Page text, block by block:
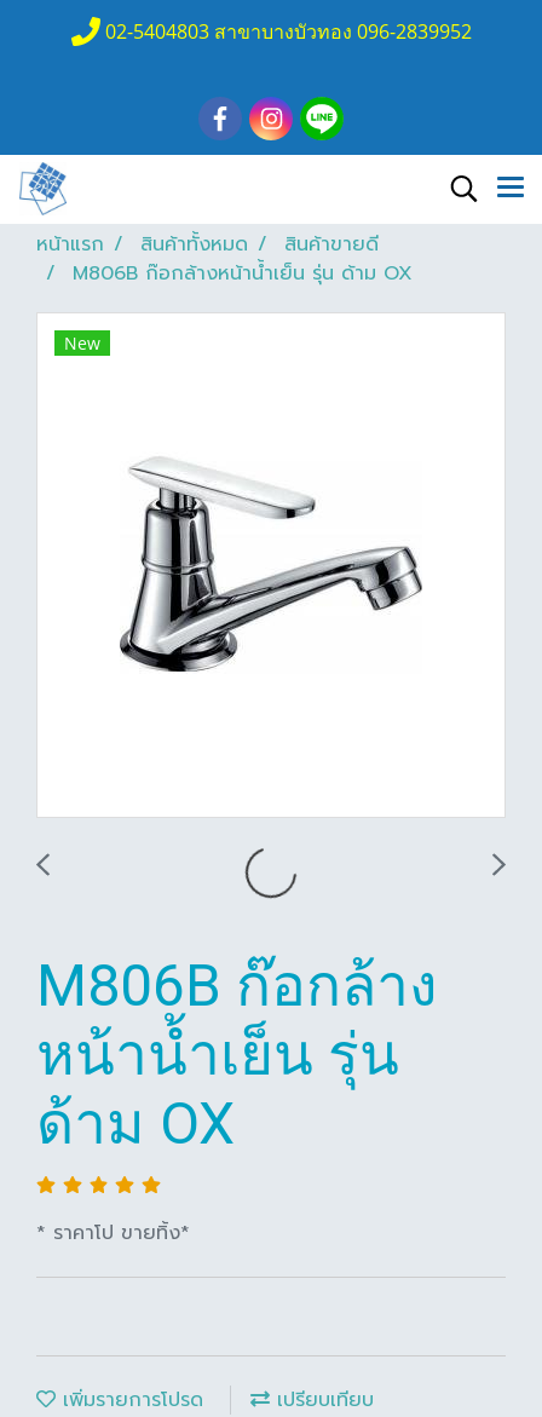
02-5404803 สาขาบางบัวทอง 096-2839952
หน้าแรก สินค้าทั้งหมด
สินค้าขายดี
M806B ก๊อกล้างหน้าน้ำเย็น รุ่น ด้าม OX
New
M806B ก๊อกล้าง
หน้าน้ำเย็น รุ่น
ด้าม OX
* ราคาโป ขายทิ้ง*
เพิ่มรายการโปรด
เปรียบเทียบ